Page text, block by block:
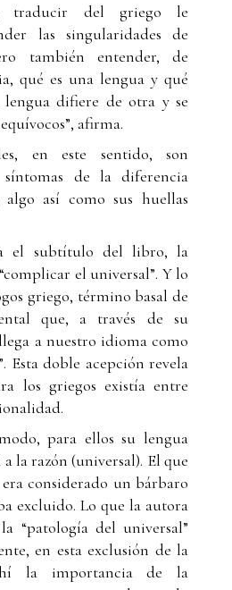
traducir del griego le
las singularidades de
también entender, de
qué es una lengua y qué
difiere de otra y se
afirma.
en este sentido, son
de la diferencia
así como sus huellas
el subtítulo del libro, la
el universal”. Y lo
griego, término basal de
que, a través de su
a nuestro idioma como
Esta doble acepción revela
los griegos existía entre
para ellos su lengua
la razón (universal). El que
considerado un bárbaro
excluido. Lo que la autora
“patología del universal”
en esta exclusión de la
la importancia de la